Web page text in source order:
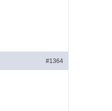
#1364